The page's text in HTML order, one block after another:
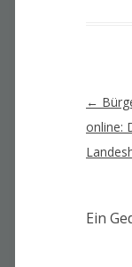
←
online:
Ein